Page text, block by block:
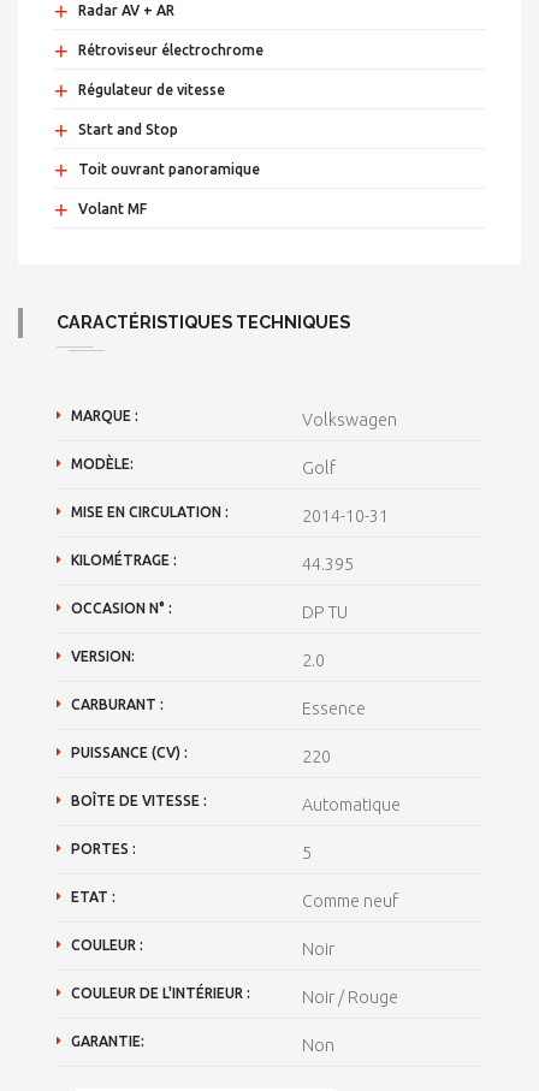
+ Radar AV + AR
+ Rétroviseur électrochrome
+ Régulateur de vitesse
+ Start and Stop
+ Toit ouvrant panoramique
+ Volant MF
CARACTÉRISTIQUES TECHNIQUES
MARQUE : Volkswagen
MODÈLE: Golf
MISE EN CIRCULATION : 2014-10-31
KILOMÉTRAGE : 44.395
OCCASION N° : DP TU
VERSION: 2.0
CARBURANT : Essence
PUISSANCE (CV) : 220
BOÎTE DE VITESSE : Automatique
PORTES : 5
ETAT : Comme neuf
COULEUR : Noir
COULEUR DE L'INTÉRIEUR : Noir / Rouge
GARANTIE: Non